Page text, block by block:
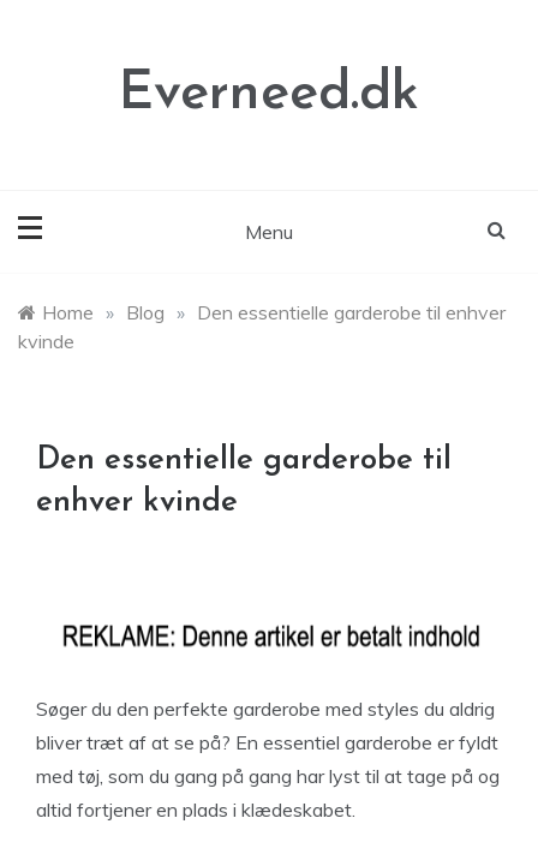
Everneed.dk
Menu
Home » Blog » Den essentielle garderobe til enhver
kvinde
Den essentielle garderobe til
enhver kvinde
Søger du den perfekte garderobe med styles du aldrig
bliver træt af at se på? En essentiel garderobe er fyldt
med tøj, som du gang på gang har lyst til at tage på og
altid fortjener en plads i klædeskabet.